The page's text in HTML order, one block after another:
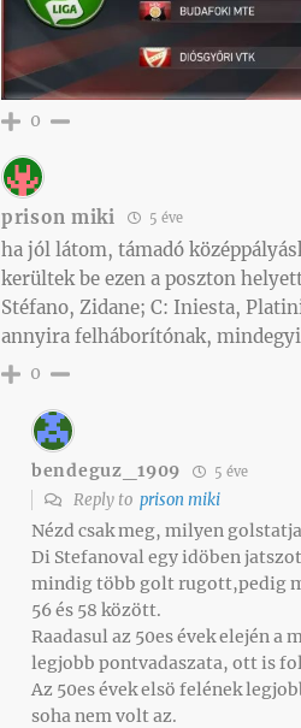
0
prison miki 5 éve
ha jól látom, támadó
kerültek be ezen a poszton
Stéfano, Zidane; C: Iniesta,
annyira felháborítónak,
0
bendeguz_1909 5 éve
Reply to prison miki
Nézd csak meg, milyen
Di Stefanoval egy idöben
mindig több golt rugott,pedig
56 és 58 között.
Raadasul az 50es évek elején a
legjobb pontvadaszata, ott is
Az 50es évek elsö felének
soha nem volt az.